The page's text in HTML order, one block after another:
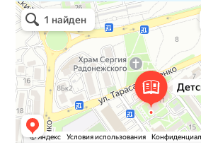
Детская библиотека № 14 Дружбы народов
Библиотека в Севастополе